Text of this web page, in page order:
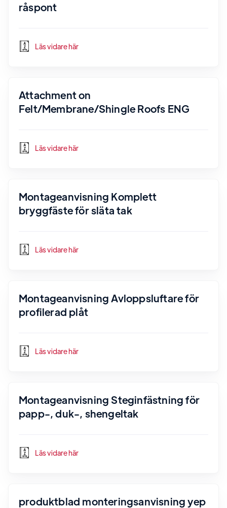
råspont
Läs vidare här
Attachment on
Felt/Membrane/Shingle Roofs ENG
Läs vidare här
Montageanvisning Komplett
bryggfäste för släta tak
Läs vidare här
Montageanvisning Avloppsluftare för
profilerad plåt
Läs vidare här
Montageanvisning Steginfästning för
papp-, duk-, shengeltak
Läs vidare här
produktblad monteringsanvisning yep